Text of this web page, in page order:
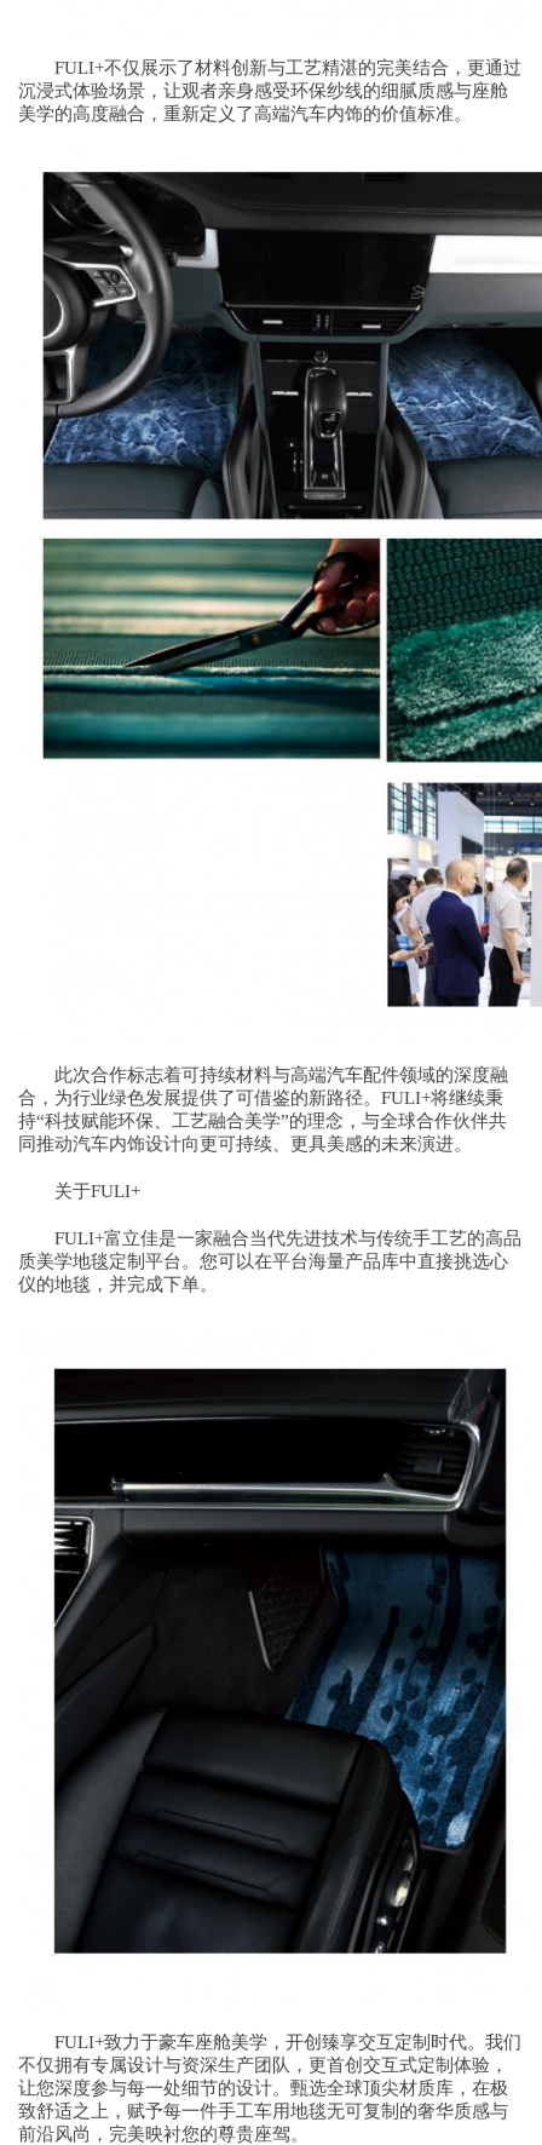
FULI+不仅展示了材料创新与工艺精湛的完美结合，更通过
沉浸式体验场景，让观者亲身感受环保纱线的细腻质感与座舱
美学的高度融合，重新定义了高端汽车内饰的价值标准。
此次合作标志着可持续材料与高端汽车配件领域的深度融
合，为行业绿色发展提供了可借鉴的新路径。FULI+将继续秉
持“科技赋能环保、工艺融合美学”的理念，与全球合作伙伴共
同推动汽车内饰设计向更可持续、更具美感的未来演进。
关于FULI+
FULI+富立佳是一家融合当代先进技术与传统手工艺的高品
质美学地毯定制平台。您可以在平台海量产品库中直接挑选心
仪的地毯，并完成下单。
FULI+致力于豪车座舱美学，开创臻享交互定制时代。我们
不仅拥有专属设计与资深生产团队，更首创交互式定制体验，
让您深度参与每一处细节的设计。甄选全球顶尖材质库，在极
致舒适之上，赋予每一件手工车用地毯无可复制的奢华质感与
前沿风尚，完美映衬您的尊贵座驾。